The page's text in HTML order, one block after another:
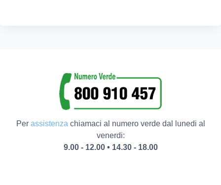
Per assistenzachiamaci al numero verde dal lunedi al
venerdi:
9.00 - 12.00 • 14.30 - 18.00